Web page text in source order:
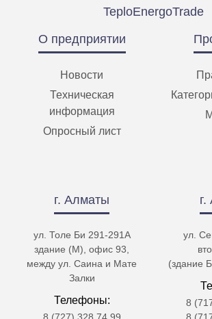
TeploEnergoTrade
О предприятии
Новости
Техническая
информация
Опросный лист
г. Алматы
ул. Толе Би 291-291А
здание (М), офис 93,
между ул. Саина и Мате
Залки
Телефоны:
г.
ул.
(здание
8